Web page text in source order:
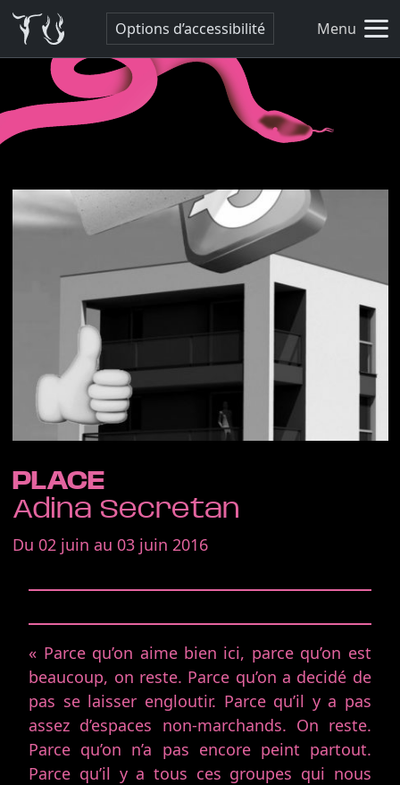
Options d’accessibilité Menu
PLACE
Adina Secretan
Du 02 juin au 03 juin 2016
« Parce qu’on aime bien ici, parce qu’on est
beaucoup, on reste. Parce qu’on a decidé de
pas se laisser engloutir. Parce qu’il y a pas
assez d’espaces non-marchands. On reste.
Parce qu’on n’a pas encore peint partout.
Parce qu’il y a tous ces groupes qui nous